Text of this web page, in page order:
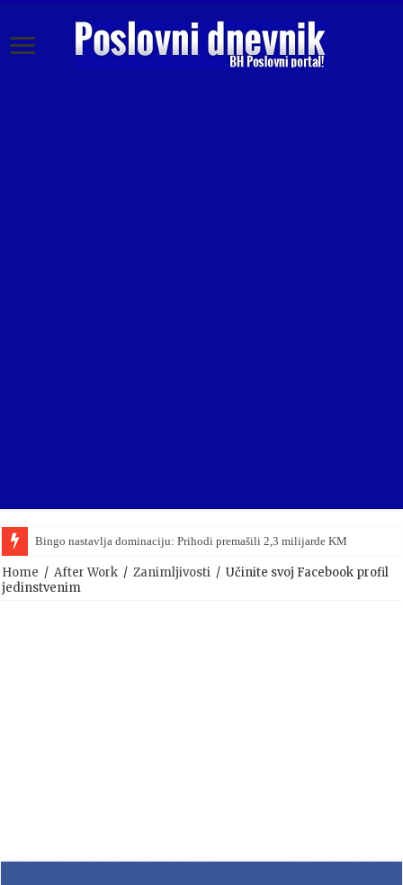
Bingo nastavlja dominaciju: Prihodi premašili 2,3 milijarde KM
Home / After Work / Zanimljivosti / Učinite svoj Facebook profil
jedinstvenim